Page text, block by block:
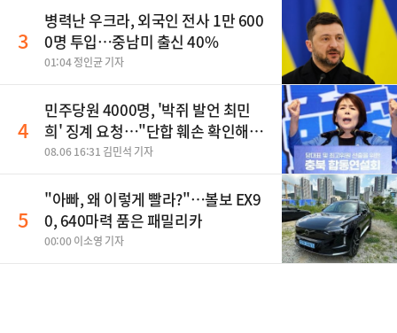
3
병력난 우크라, 외국인 전사 1만 600
0명 투입…중남미 출신 40%
01:04 정인균 기자
4
민주당원 4000명, '박쥐 발언 최민
희' 징계 요청…"단합 훼손 확인해
야"
08.06 16:31 김민석 기자
5
"아빠, 왜 이렇게 빨라?"…볼보 EX9
0, 640마력 품은 패밀리카
00:00 이소영 기자